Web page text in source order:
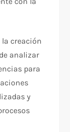
creación
analizar
para
y